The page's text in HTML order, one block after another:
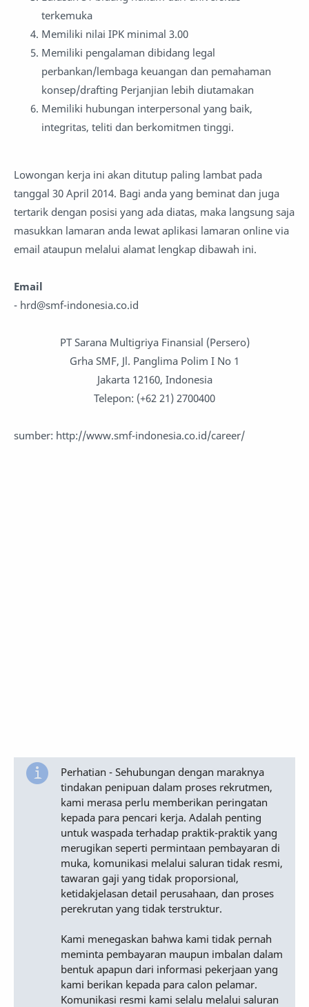
terkemuka
Memiliki nilai IPK minimal 3.00
Memiliki pengalaman dibidang legal
perbankan/lembaga keuangan dan pemahaman
konsep/drafting Perjanjian lebih diutamakan
Memiliki hubungan interpersonal yang baik,
integritas, teliti dan berkomitmen tinggi.
Lowongan kerja ini akan ditutup paling lambat pada
tanggal 30 April 2014. Bagi anda yang beminat dan juga
tertarik dengan posisi yang ada diatas, maka langsung saja
masukkan lamaran anda lewat aplikasi lamaran online via
email ataupun melalui alamat lengkap dibawah ini.
Email
- hrd@smf-indonesia.co.id
PT Sarana Multigriya Finansial (Persero)
Grha SMF, Jl. Panglima Polim I No 1
Jakarta 12160, Indonesia
Telepon: (+62 21) 2700400
sumber: http://www.smf-indonesia.co.id/career/
Perhatian - Sehubungan dengan maraknya
tindakan penipuan dalam proses rekrutmen,
kami merasa perlu memberikan peringatan
kepada para pencari kerja. Adalah penting
untuk waspada terhadap praktik-praktik yang
merugikan seperti permintaan pembayaran di
muka, komunikasi melalui saluran tidak resmi,
tawaran gaji yang tidak proporsional,
ketidakjelasan detail perusahaan, dan proses
perekrutan yang tidak terstruktur.
Kami menegaskan bahwa kami tidak pernah
meminta pembayaran maupun imbalan dalam
bentuk apapun dari informasi pekerjaan yang
kami berikan kepada para calon pelamar.
Komunikasi resmi kami selalu melalui saluran